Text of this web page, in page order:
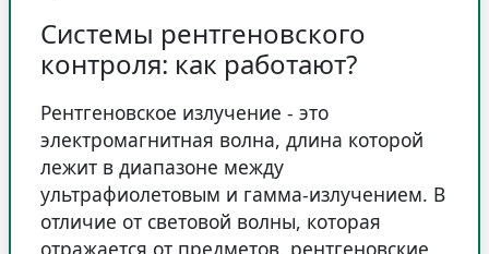
Системы рентгеновского
контроля: как работают?
Рентгеновское излучение - это
электромагнитная волна, длина которой
лежит в диапазоне между
ультрафиолетовым и гамма-излучением. В
отличие от световой волны, которая